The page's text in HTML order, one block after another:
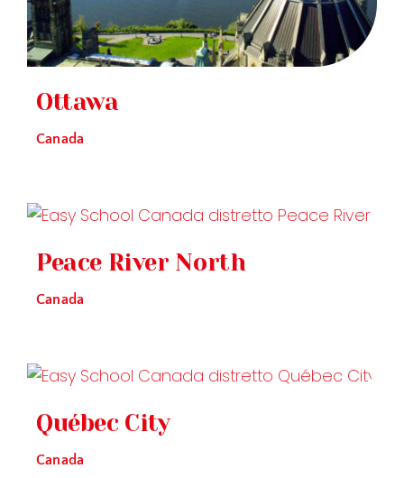
Ottawa
Canada
Peace River North
Canada
Québec City
Canada